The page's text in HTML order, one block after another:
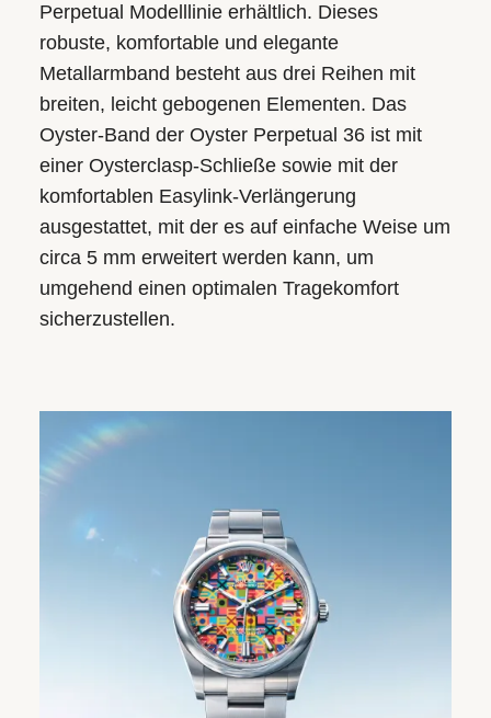
Perpetual Modelllinie erhältlich. Dieses
robuste, komfortable und elegante
Metallarmband besteht aus drei Reihen mit
breiten, leicht gebogenen Elementen. Das
Oyster-Band der Oyster Perpetual 36 ist mit
einer Oysterclasp-Schließe sowie mit der
komfortablen Easylink-Verlängerung
ausgestattet, mit der es auf einfache Weise um
circa 5 mm erweitert werden kann, um
umgehend einen optimalen Tragekomfort
sicherzustellen.